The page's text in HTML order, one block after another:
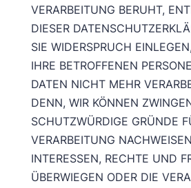
VERARBEITUNG BERUHT,
DIESER
SIE WIDERSPRUCH
IHRE BETROFFENEN
DATEN NICHT MEHR
DENN, WIR KÖNNEN
SCHUTZWÜRDIGE GRÜNDE
VERARBEITUNG
INTERESSEN, RECHTE UND
ÜBERWIEGEN ODER DIE